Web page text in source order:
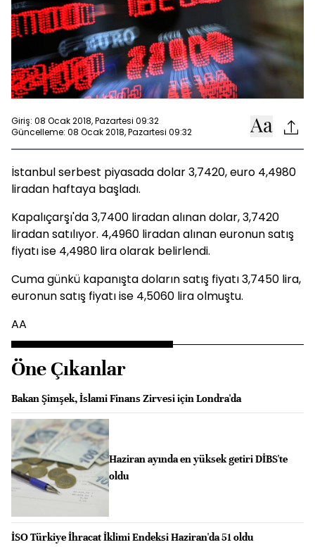
Giriş: 08 Ocak 2018, Pazartesi 09:32
Güncelleme: 08 Ocak 2018, Pazartesi 09:32
İstanbul serbest piyasada dolar 3,7420, euro 4,4980
liradan haftaya başladı.
Kapalıçarşı'da 3,7400 liradan alınan dolar, 3,7420
liradan satılıyor. 4,4960 liradan alınan euronun satış
fiyatı ise 4,4980 lira olarak belirlendi.
Cuma günkü kapanışta doların satış fiyatı 3,7450 lira,
euronun satış fiyatı ise 4,5060 lira olmuştu.
AA
Öne Çıkanlar
Bakan Şimşek, İslami Finans Zirvesi için Londra'da
Haziran ayında en yüksek getiri DİBS'te
oldu
İSO Türkiye İhracat İklimi Endeksi Haziran'da 51 oldu